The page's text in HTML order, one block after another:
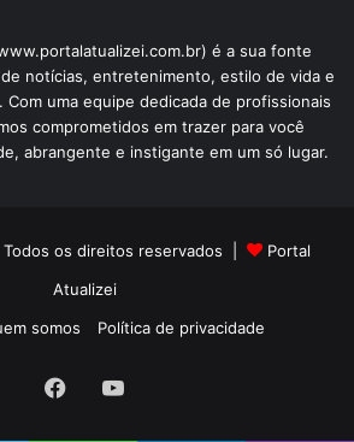
é a sua fonte
notícias, entretenimento, estilo de vida e
Com uma equipe dedicada de profissionais
comprometidos em trazer para você
abrangente e instigante em um só lugar.
os direitos reservados |
Portal
Atualizei
somos Política de privacidade
FacebookYouTube